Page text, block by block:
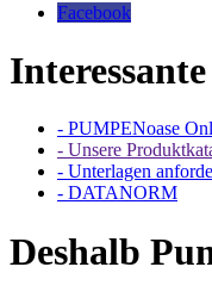
Facebook
- PUMPENoase
- Unsere
- Unterlagen
- DATANORM
Deshalb